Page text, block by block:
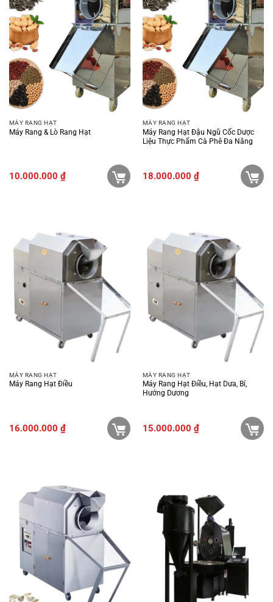
MÁY RANG HẠT
Máy Rang & Lò Rang Hạt
10.000.000 ₫
MÁY RANG HẠT
Máy Rang Hạt Đậu Ngũ Cốc Dược
Liệu Thực Phẩm Cà Phê Đa Năng
18.000.000 ₫
MÁY RANG HẠT
Máy Rang Hạt Điều
16.000.000 ₫
MÁY RANG HẠT
Máy Rang Hạt Điều, Hạt Dưa, Bí,
Hướng Dương
15.000.000 ₫